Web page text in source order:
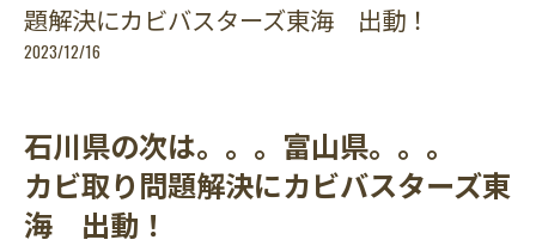
題解決にカビバスターズ東海 出動！
2023/12/16
石川県の次は。。。富山県。。。
カビ取り問題解決にカビバスターズ東
海 出動！